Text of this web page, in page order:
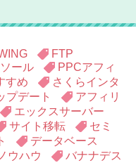
FTP
ール
PPCアフィ
すめ
さくらインタ
プデート
アフィリ
エックスサーバー
サイト移転
セミ
データベース
ウハウ
バナナデス